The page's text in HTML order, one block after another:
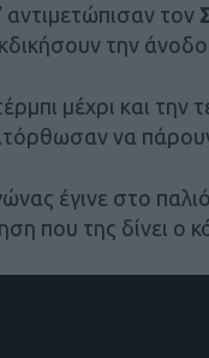
αντιμετώπισαν τον
την
μέχρι και την
να
έγινε στο
που της δίνει ο